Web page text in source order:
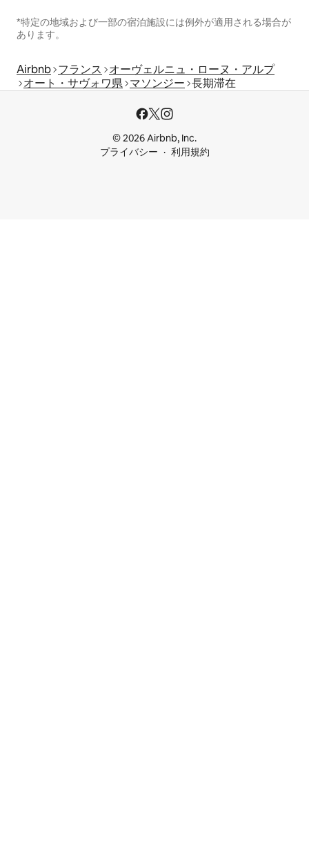
*特定の地域および一部の宿泊施設には例外が適用される場合が
あります。
Airbnb フランス
オーヴェルニュ・ローヌ・アルプ
オート・サヴォワ県 マソンジー 長期滞在
© 2026 Airbnb, Inc.
プライバシー
利用規約